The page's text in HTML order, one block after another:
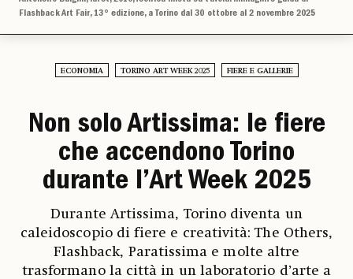
Flashback Art Fair, 13° edizione, a Torino dal 30 ottobre al 2 novembre 2025
ECONOMIA TORINO ART WEEK 2025 FIERE E GALLERIE
Non solo Artissima: le fiere
che accendono Torino
durante l’Art Week 2025
Durante Artissima, Torino diventa un
caleidoscopio di fiere e creatività: The Others,
Flashback, Paratissima e molte altre
trasformano la città in un laboratorio d’arte a